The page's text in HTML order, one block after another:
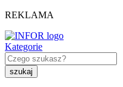
REKLAMA
Kategorie